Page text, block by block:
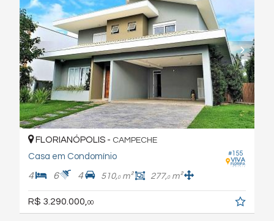
#155
FLORIANÓPOLIS - CAMPECHE
Casa em Condomínio
4 6 4 510,0m² 277,0m²
R$ 3.290.000,00